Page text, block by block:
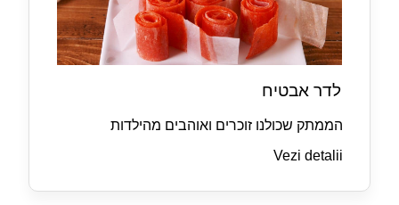
לדר אבטיח
הממתק שכולנו זוכרים ואוהבים מהילדות
Vezi detalii